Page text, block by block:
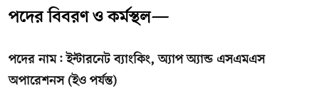
পদের বিবরণ ও কর্মস্থল—
পদের নাম: ইন্টারনেট ব্যাংকিং, অ্যাপ অ্যান্ড এসএমএস
অপারেশনস (ইও পর্যন্ত)